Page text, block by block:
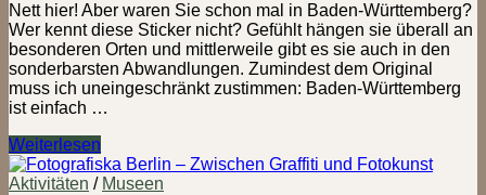
Nett hier! Aber waren Sie schon mal in Baden-Württemberg?
Wer kennt diese Sticker nicht? Gefühlt hängen sie überall an
besonderen Orten und mittlerweile gibt es sie auch in den
sonderbarsten Abwandlungen. Zumindest dem Original
muss ich uneingeschränkt zustimmen: Baden-Württemberg
ist einfach …
Stempeln
in
Baden-
Weiterlesen
Aktivitäten / Museen